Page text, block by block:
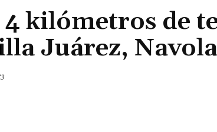
kilómetros de
Juárez,